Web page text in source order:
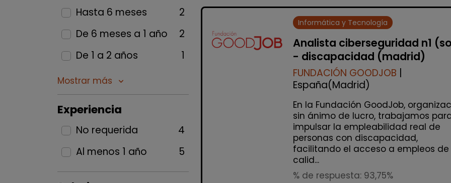
Hasta 6 meses
2
De 6 meses a 1 año
2
De 1 a 2 años
1
Mostrar más keyboard_arrow_down
Experiencia
No requerida
4
Al menos 1 año
5
Informática y Tecnología
Analista ciberseguridad n1
- discapacidad (madrid)
FUNDACIÓN GOODJOB |
España(Madrid)
En la Fundación GoodJob,
sin ánimo de lucro, trabajamos
impulsar la empleabilidad real de
personas con discapacidad,
facilitando el acceso a empleos de
calid...
% de respuesta: 93,75%